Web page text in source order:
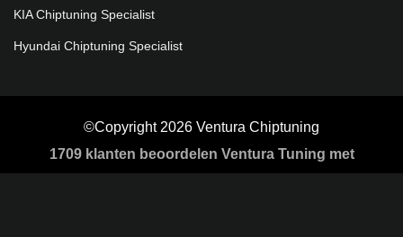
KIA Chiptuning Specialist
Hyundai Chiptuning Specialist
©Copyright 2026 Ventura Chiptuning
1709klanten beoordelen Ventura Tuning met